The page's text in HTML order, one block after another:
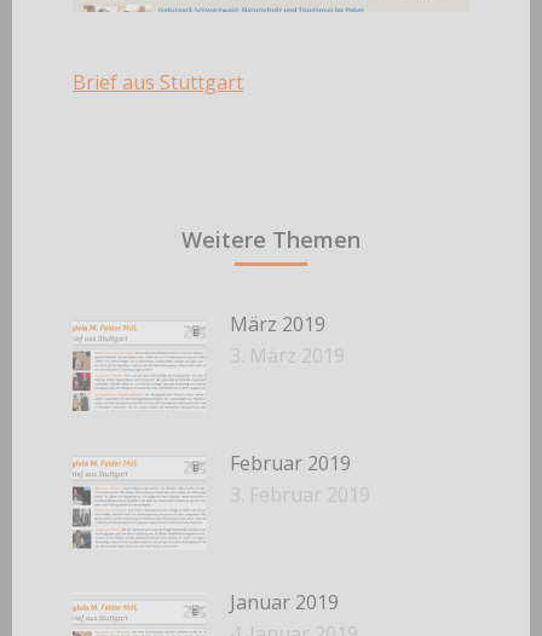
Brief aus Stuttgart
Weitere Themen
März 2019
3. März 2019
Februar 2019
3. Februar 2019
Januar 2019